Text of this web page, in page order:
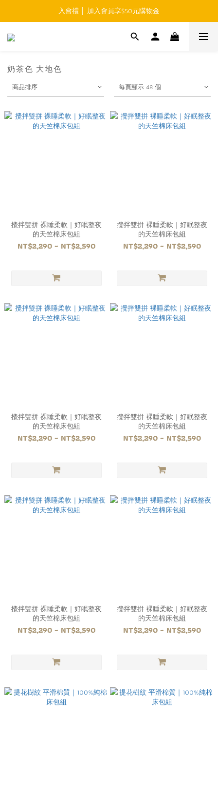
免運費 │ 滿$999元 超商取貨免運
入會禮 │ 加入會員享$50元購物金
免運費 │ 滿$999元 超商取貨免運
奶茶色 大地色
商品排序 每頁顯示 48 個
攪拌雙拼 裸睡柔軟｜好眠整夜
的天竺棉床包組
NT$2,290 ~ NT$2,590
攪拌雙拼 裸睡柔軟｜好眠整夜
的天竺棉床包組
NT$2,290 ~ NT$2,590
攪拌雙拼 裸睡柔軟｜好眠整夜
的天竺棉床包組
NT$2,290 ~ NT$2,590
攪拌雙拼 裸睡柔軟｜好眠整夜
的天竺棉床包組
NT$2,290 ~ NT$2,590
攪拌雙拼 裸睡柔軟｜好眠整夜
的天竺棉床包組
NT$2,290 ~ NT$2,590
攪拌雙拼 裸睡柔軟｜好眠整夜
的天竺棉床包組
NT$2,290 ~ NT$2,590